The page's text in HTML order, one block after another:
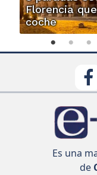
Florencia
coche
Es una
de